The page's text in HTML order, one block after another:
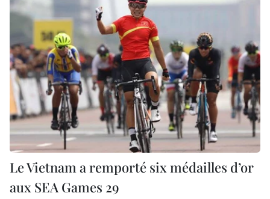
Le Vietnam a remporté six médailles d’or
aux SEA Games 29